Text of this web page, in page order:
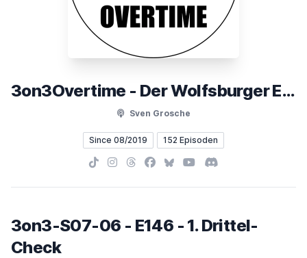
3on3Overtime - Der Wolfsburger Eishockeypodcast
Sven Grosche
Since 08/2019 152 Episoden
TikTokInstagram
Threads
Facebook
BlueskyYouTubeDiscord
3on3-S07-06 - E146 - 1. Drittel-
Check